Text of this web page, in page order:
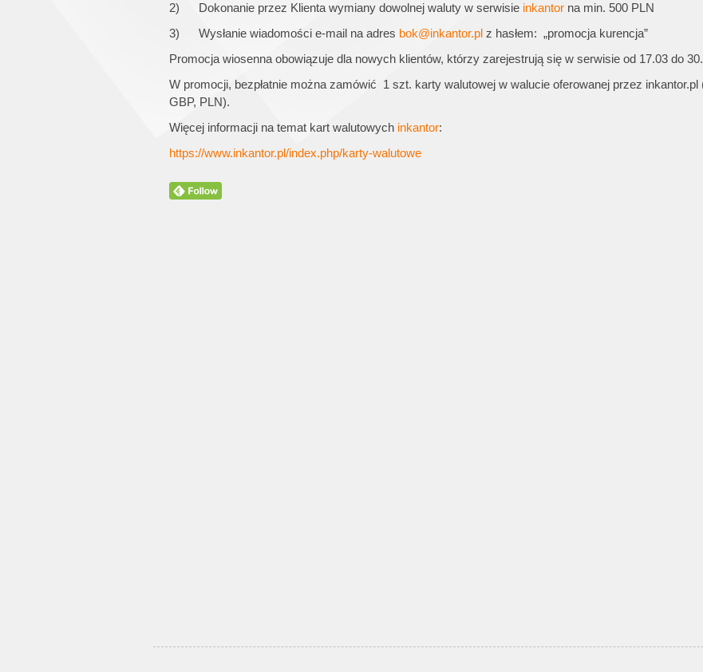
2) Dokonanie przez Klienta wymiany dowolnej waluty w serwisie inkantor na min. 500 PLN
3) Wysłanie wiadomości e-mail na adres bok@inkantor.pl z hasłem: „promocja kurencja”
Promocja wiosenna obowiązuje dla nowych klientów, którzy zarejestrują się w serwisie od 17.03 do
W promocji, bezpłatnie można zamówić 1 szt. karty walutowej w walucie oferowanej przez inkantor.pl
GBP, PLN).
Więcej informacji na temat kart walutowych inkantor:
https://www.inkantor.pl/index.php/karty-walutowe